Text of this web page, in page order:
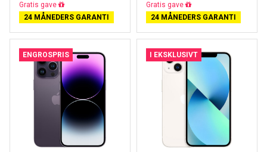
Næsten udsolgt
24 MÅNEDERS GARANTI
Gratis fragt
24 MÅNEDERS GARANTI
ENGROSPRIS I EKSKLUSIVT